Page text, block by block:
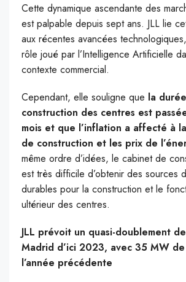
Cette dynamique ascendante des
est palpable depuis sept ans. JLL lie
aux récentes avancées
rôle joué par l’Intelligence Artificielle
contexte commercial.
Cependant, elle souligne que la
construction des centres est
mois et que l’inflation a affecté à
de construction et les prix de
même ordre d’idées, le cabinet de
est très difficile d’obtenir des sources
durables pour la construction et le
ultérieur des centres.
JLL prévoit un quasi-doublement
Madrid d’ici 2023, avec 35 MW
l’année précédente